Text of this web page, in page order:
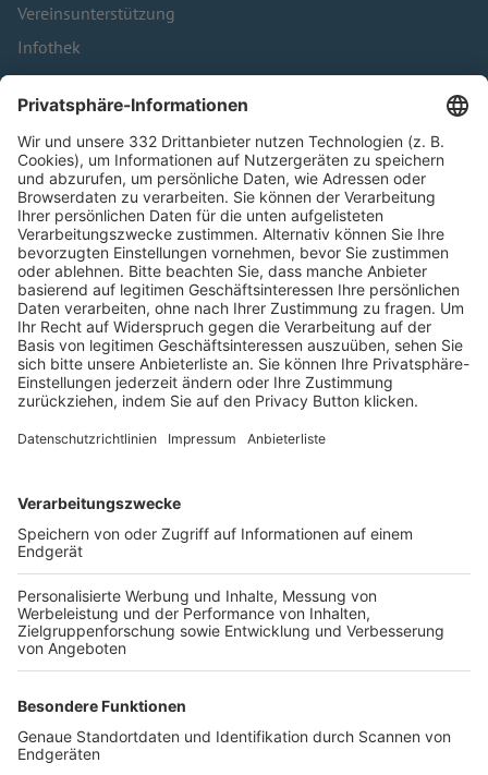
Vereinsunterstützung
Infothek
Kontakt
HÄUFIG BESUCHTE SEITEN
Pässe und Vereinswechsel
Trainerausbildung
Schulungsangebot Vereinsmitarbeiter
BFV-Geschäftsstellen
Trainerbörse
Login SpielPlus
FOLGE DEM BFV
TOP-VEREINE
TOP-PARTNER